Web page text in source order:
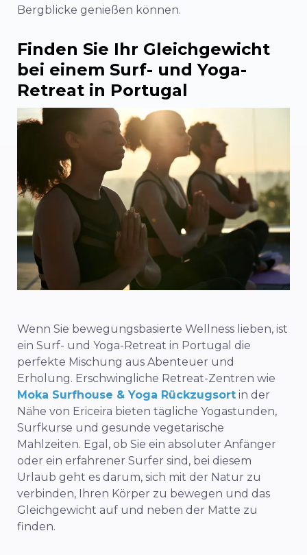
Bergblicke genießen können.
Finden Sie Ihr Gleichgewicht
bei einem Surf- und Yoga-
Retreat in Portugal
Wenn Sie bewegungsbasierte Wellness lieben, ist
ein Surf- und Yoga-Retreat in Portugal die
perfekte Mischung aus Abenteuer und
Erholung. Erschwingliche Retreat-Zentren wie
Moka Surfhouse & Yoga Rückzugsort in der
Nähe von Ericeira bieten tägliche Yogastunden,
Surfkurse und gesunde vegetarische
Mahlzeiten. Egal, ob Sie ein absoluter Anfänger
oder ein erfahrener Surfer sind, bei diesem
Urlaub geht es darum, sich mit der Natur zu
verbinden, Ihren Körper zu bewegen und das
Gleichgewicht auf und neben der Matte zu
finden.